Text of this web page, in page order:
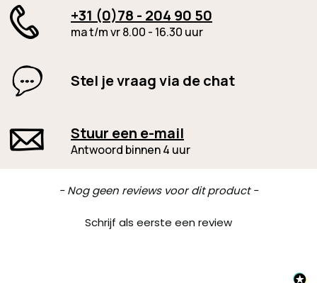
+31 (0)78 - 204 90 50
ma t/m vr 8.00 - 16.30 uur
Stel je vraag via de chat
Stuur een e-mail
Antwoord binnen 4 uur
- Nog geen reviews voor dit product -
Schrijf als eerste een review
New content loaded